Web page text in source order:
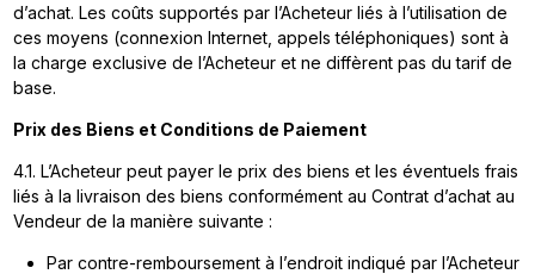
d’achat. Les coûts supportés par l’Acheteur liés à l’utilisation de
ces moyens (connexion Internet, appels téléphoniques) sont à
la charge exclusive de l’Acheteur et ne diffèrent pas du tarif de
base.
Prix des Biens et Conditions de Paiement
4.1. L’Acheteur peut payer le prix des biens et les éventuels frais
liés à la livraison des biens conformément au Contrat d’achat au
Vendeur de la manière suivante :
Par contre-remboursement à l’endroit indiqué par l’Acheteur